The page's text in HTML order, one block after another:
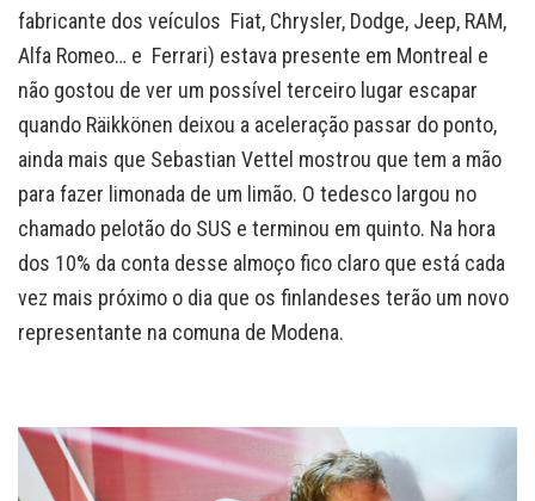
fabricante dos veículos Fiat, Chrysler, Dodge, Jeep, RAM,
Alfa Romeo… e Ferrari) estava presente em Montreal e
não gostou de ver um possível terceiro lugar escapar
quando Räikkönen deixou a aceleração passar do ponto,
ainda mais que Sebastian Vettel mostrou que tem a mão
para fazer limonada de um limão. O tedesco largou no
chamado pelotão do SUS e terminou em quinto. Na hora
dos 10% da conta desse almoço fico claro que está cada
vez mais próximo o dia que os finlandeses terão um novo
representante na comuna de Modena.